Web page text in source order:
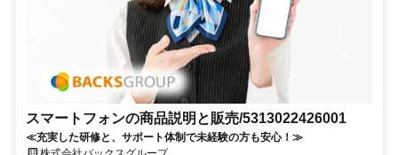
スマートフォンの商品説明と販売/5313022426001
≪充実した研修と、サポート体制で未経験の方も安心！≫